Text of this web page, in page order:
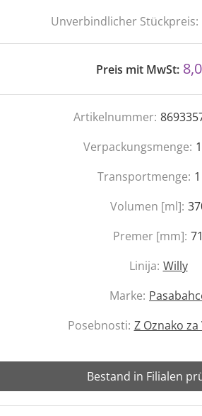
Unverbindlicher Stückpreis:
Preis mit MwSt:
Artikelnummer:
Verpackungsmenge:
Transportmenge: 1
Volumen [ml]:
Premer [mm]: 71
Linija: Willy
Marke:
Posebnosti: Z Oznako
Bestand in Filialen